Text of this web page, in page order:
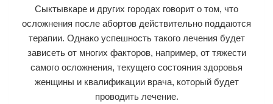
Сыктывкаре и других городах говорит о том, что
осложнения после абортов действительно поддаются
терапии. Однако успешность такого лечения будет
зависеть от многих факторов, например, от тяжести
самого осложнения, текущего состояния здоровья
женщины и квалификации врача, который будет
проводить лечение.